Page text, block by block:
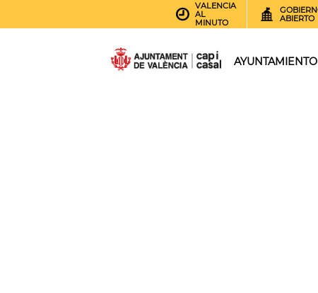
VALENCIA
AL
MINUTO
ABIERTO
AYUNTAMIENTO